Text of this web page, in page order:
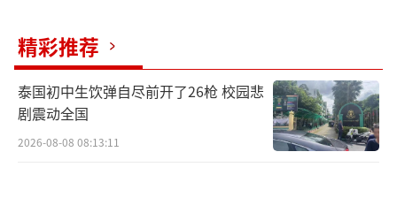
精彩推荐
泰国初中生饮弹自尽前开了26枪 校园悲
剧震动全国
2026-08-08 08:13:11